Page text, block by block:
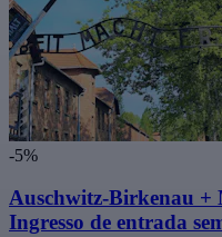
-5%
Auschwitz-Birkenau +
Ingresso de entrada